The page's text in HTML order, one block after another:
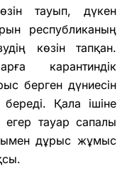
тауып, дүкен
республиканың
көзін тапқан.
карантиндік
берген дүниесін
береді. Қала ішіне
егер тауар сапалы
дұрыс жұмыс